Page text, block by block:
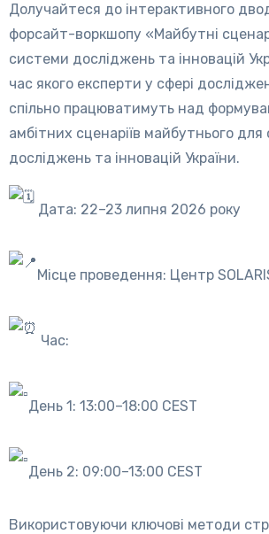
Долучайтеся до інтерактивного
форсайт-воркшопу «Майбутні
системи досліджень та інновацій
час якого експерти у сфері
спільно працюватимуть над
амбітних сценаріїв майбутнього
досліджень та інновацій України.
Дата: 22–23 липня 2026 року
Місце проведення: Центр
Час:
День 1: 13:00–18:00 CEST
День 2: 09:00–13:00 CEST
Використовуючи ключові методи